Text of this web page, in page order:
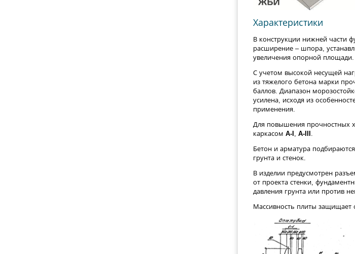
Характеристики
В конструкции нижней части
расширение – шпора,
увеличения опорной площади.
С учетом высокой несущей
из тяжелого бетона марки
баллов. Диапазон
усилена, исходя из
применения.
Для повышения прочностных
каркасом A-I , A-III .
Бетон и арматура
грунта и стенок.
В изделии предусмотрен
от проекта стенки,
давления грунта или против
Массивность плиты